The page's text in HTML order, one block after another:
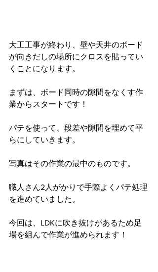
大工工事が終わり、壁や天井のボード
が向きだしの場所にクロスを貼ってい
くことになります。
まずは、ボード同時の隙間をなくす作
業からスタートです！
パテを使って、段差や隙間を埋めて平
らにしていきます。
写真はその作業の最中のものです。
職人さん2人がかりで手際よくパテ処理
を進めていました。
今回は、LDKに吹き抜けがあるため足
場を組んで作業が進められます！